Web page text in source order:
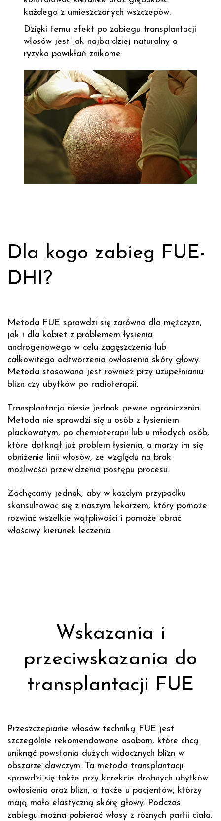
każdego z umieszczanych wszczepów.
Dzięki temu efekt po zabiegu transplantacji
włosów jest jak najbardziej naturalny a
ryzyko powikłań znikome
Dla kogo zabieg FUE-
DHI?
Metoda FUE sprawdzi się zarówno dla mężczyzn,
jak i dla kobiet z problemem łysienia
androgenowego w celu zagęszczenia lub
całkowitego odtworzenia owłosienia skóry głowy.
Metoda stosowana jest również przy uzupełnianiu
blizn czy ubytków po radioterapii.
Transplantacja niesie jednak pewne ograniczenia.
Metoda nie sprawdzi się u osób z łysieniem
plackowatym, po chemioterapii lub u młodych osób,
które dotknął już problem łysienia, a marzy im się
obniżenie linii włosów, ze względu na brak
możliwości przewidzenia postępu procesu.
Zachęcamy jednak, aby w każdym przypadku
skonsultować się z naszym lekarzem, który pomoże
rozwiać wszelkie wątpliwości i pomoże obrać
właściwy kierunek leczenia.
Wskazania i
przeciwskazania do
transplantacji FUE
Przeszczepianie włosów techniką FUE jest
szczególnie rekomendowane osobom, które chcą
uniknąć powstania dużych widocznych blizn w
obszarze dawczym. Ta metoda transplantacji
sprawdzi się także przy korekcie drobnych ubytków
owłosienia oraz blizn, a także u pacjentów, którzy
mają mało elastyczną skórę głowy. Podczas
zabiegu można pobierać włosy z różnych partii ciała.